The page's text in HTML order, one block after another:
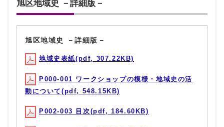
旭区地域史 －詳細版－
旭区地域史 －詳細版－
地域史表紙(pdf, 307.22KB)
P000-001 ワークショップの模様・地域史の活
動について(pdf, 548.15KB)
P002-003 目次(pdf, 184.60KB)